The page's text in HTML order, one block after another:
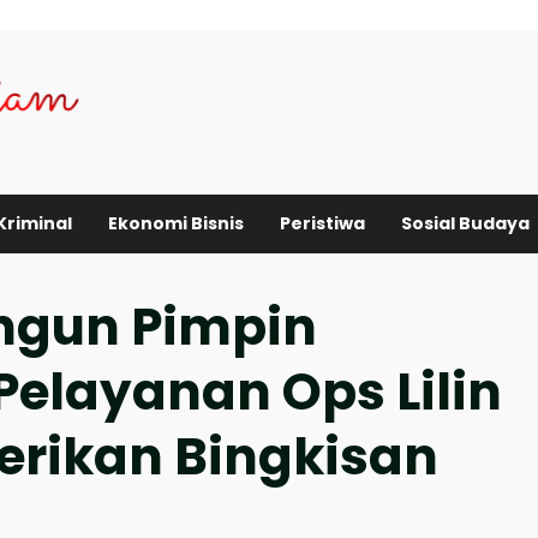
Ekonomi Bisnis Peristiwa Sosial Budaya
Pimpin
Ops Lilin
Bingkisan